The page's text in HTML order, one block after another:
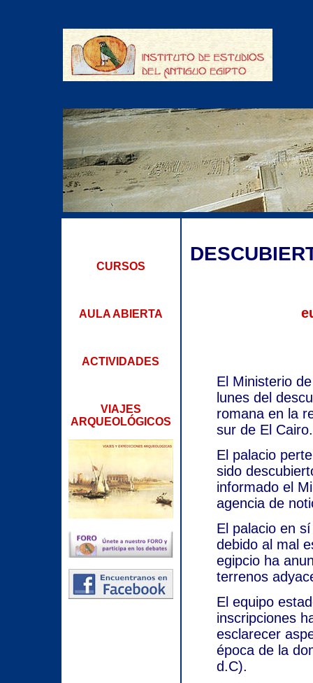
CURSOS
AULA ABIERTA
ACTIVIDADES
VIAJES
ARQUEOLÓGICOS
El Ministerio
lunes del
romana en la
sur de El Cairo.
El palacio
sido
informado el
agencia de
El palacio en
debido al mal
egipcio ha
terrenos
El equipo
inscripciones
esclarecer
época de la
d.C).